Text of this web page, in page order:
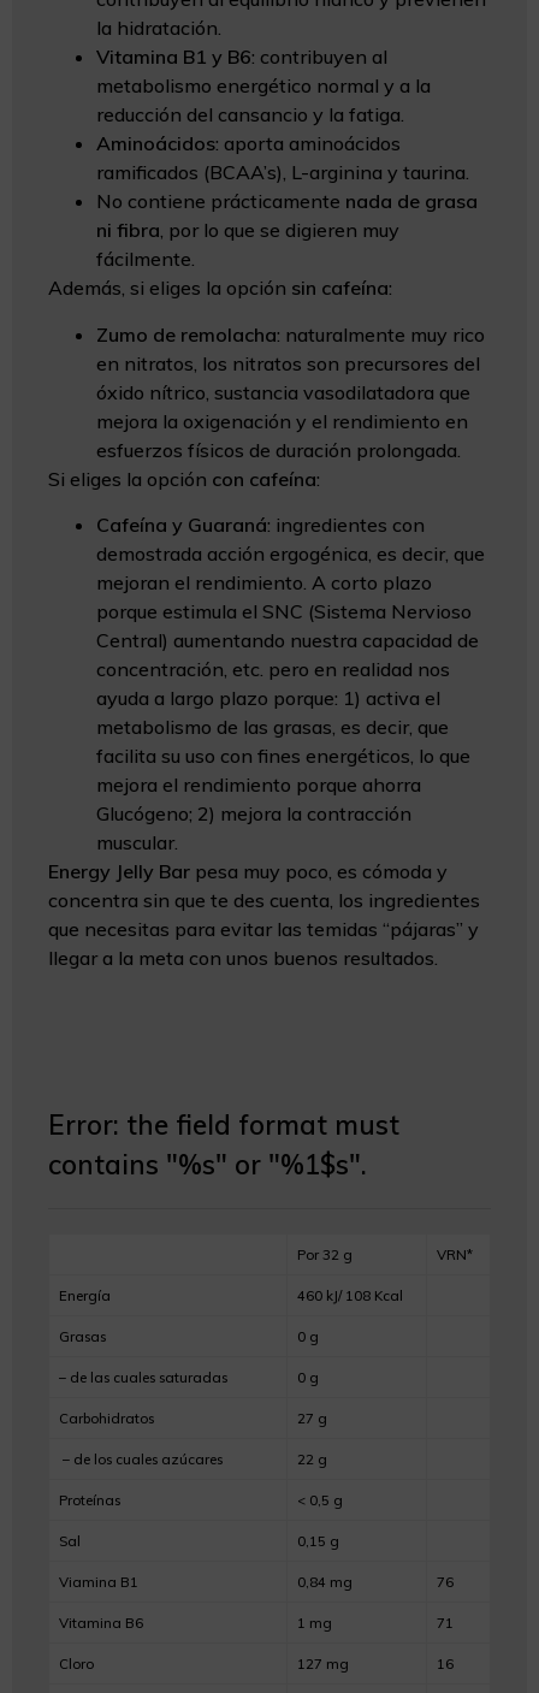
la hidratación.
Vitamina B1 y B6: contribuyen al
metabolismo energético normal y a la
reducción del cansancio y la fatiga.
Aminoácidos: aporta aminoácidos
ramificados (BCAA’s), L-arginina y taurina.
No contiene prácticamente nada de grasa
ni fibra, por lo que se digieren muy
fácilmente.
Además, si eliges la opción sin cafeína:
Zumo de remolacha: naturalmente muy rico
en nitratos, los nitratos son precursores del
óxido nítrico, sustancia vasodilatadora que
mejora la oxigenación y el rendimiento en
esfuerzos físicos de duración prolongada.
Si eliges la opción con cafeína:
Cafeína y Guaraná: ingredientes con
demostrada acción ergogénica, es decir, que
mejoran el rendimiento. A corto plazo
porque estimula el SNC (Sistema Nervioso
Central) aumentando nuestra capacidad de
concentración, etc. pero en realidad nos
ayuda a largo plazo porque: 1) activa el
metabolismo de las grasas, es decir, que
facilita su uso con fines energéticos, lo que
mejora el rendimiento porque ahorra
Glucógeno; 2) mejora la contracción
muscular.
Energy Jelly Bar pesa muy poco, es cómoda y
concentra sin que te des cuenta, los ingredientes
que necesitas para evitar las temidas “pájaras” y
llegar a la meta con unos buenos resultados.
Error: the field format must
contains "%s" or "%1$s".
Por 32 g VRN*
Energía 460 kJ/ 108 Kcal
Grasas 0 g
– de las cuales saturadas 0 g
Carbohidratos 27 g
– de los cuales azúcares 22 g
Proteínas < 0,5 g
Sal 0,15 g
Viamina B1 0,84 mg 76
Vitamina B6 1 mg 71
Cloro 127 mg 16